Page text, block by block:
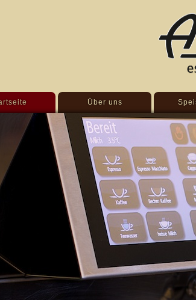
Über uns